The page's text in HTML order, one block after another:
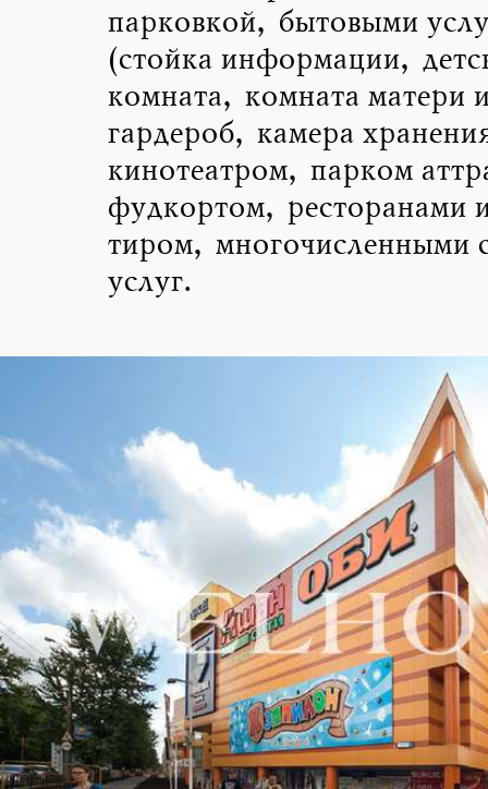
парковкой, бытовыми
(стойка информации,
комната, комната матери
гардероб, камера
кинотеатром, парком
фудкортом, ресторанами
тиром, многочисленными
услуг.